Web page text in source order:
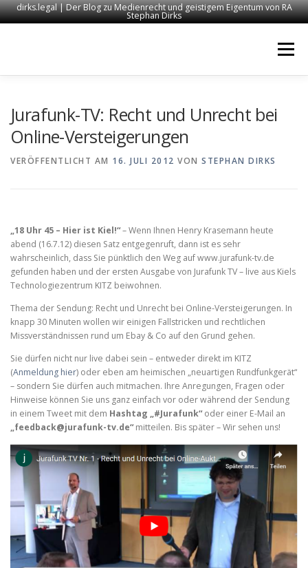
dirks.legal | Der Blog zu Medienrecht und geistigem Eigentum von RA
Stephan Dirks
Menü
Jurafunk-TV: Recht und Unrecht bei
Online-Versteigerungen
VERÖFFENTLICHT AM 16. JULI 2012 VON STEPHAN DIRKS
„18 Uhr 45 – Hier ist Kiel!“– Wenn Ihnen Henry Krasemann heute
abend (16.7.12) diesen Satz entgegenruft, dann ist es sehr
wahrscheinlich, dass Sie pünktlich den Weg auf www.jurafunk-tv.de
gefunden haben und der ersten Ausgabe von Jurafunk TV – live aus Kiels
Technologiezentrum KITZ beiwohnen.
Thema der Sendung: Recht und Unrecht bei Online-Versteigerungen. In
knapp 30 Minuten wollen wir einigen Fallstricken und rechtlichen
Missverständnissen rund um Ebay & Co auf den Grund gehen.
Sie dürfen nicht nur live dabei sein – entweder direkt im KITZ
(Anmeldung hier) oder eben am heimischen „neuartigen Rundfunkgerät“
– sondern Sie dürfen auch mitmachen. Ihre Anregungen, Fragen oder
Hinweise können Sie uns ganz einfach vor oder während der Sendung
in einem Tweet mit dem Hashtag „#Jurafunk“oder einer E-Mail an
„feedback@jurafunk-tv.de“mitteilen. Bis später – Wir sehen uns!